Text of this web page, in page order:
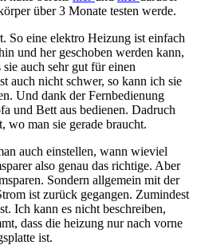
über 3 Monate testen werde.
So eine elektro Heizung ist einfach
und her geschoben werden kann,
auch sehr gut für einen
auch nicht schwer, so kann ich sie
Und dank der Fernbedienung
und Bett aus bedienen. Dadruch
wo man sie gerade braucht.
auch einstellen, wann wieviel
also genau das richtige. Aber
Sondern allgemein mit der
ist zurück gegangen. Zumindest
Ich kann es nicht beschreiben,
dass die heizung nur nach vorne
ist.